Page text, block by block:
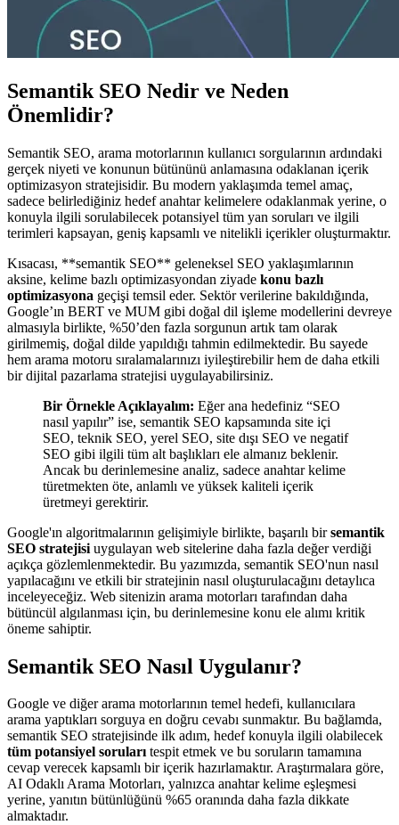
Semantik SEO Nedir ve Neden
Önemlidir?
Semantik SEO, arama motorlarının kullanıcı sorgularının ardındaki
gerçek niyeti ve konunun bütününü anlamasına odaklanan içerik
optimizasyon stratejisidir. Bu modern yaklaşımda temel amaç,
sadece belirlediğiniz hedef anahtar kelimelere odaklanmak yerine, o
konuyla ilgili sorulabilecek potansiyel tüm yan soruları ve ilgili
terimleri kapsayan, geniş kapsamlı ve nitelikli içerikler oluşturmaktır.
Kısacası, **semantik SEO** geleneksel SEO yaklaşımlarının
aksine, kelime bazlı optimizasyondan ziyade konu bazlı
optimizasyona geçişi temsil eder. Sektör verilerine bakıldığında,
Google’ın BERT ve MUM gibi doğal dil işleme modellerini devreye
almasıyla birlikte, %50’den fazla sorgunun artık tam olarak
girilmemiş, doğal dilde yapıldığı tahmin edilmektedir. Bu sayede
hem arama motoru sıralamalarınızı iyileştirebilir hem de daha etkili
bir dijital pazarlama stratejisi uygulayabilirsiniz.
Bir Örnekle Açıklayalım: Eğer ana hedefiniz “SEO
nasıl yapılır” ise, semantik SEO kapsamında site içi
SEO, teknik SEO, yerel SEO, site dışı SEO ve negatif
SEO gibi ilgili tüm alt başlıkları ele almanız beklenir.
Ancak bu derinlemesine analiz, sadece anahtar kelime
türetmekten öte, anlamlı ve yüksek kaliteli içerik
üretmeyi gerektirir.
Google'ın algoritmalarının gelişimiyle birlikte, başarılı birsemantik
SEO stratejisi uygulayan web sitelerine daha fazla değer verdiği
açıkça gözlemlenmektedir. Bu yazımızda, semantik SEO'nun nasıl
yapılacağını ve etkili bir stratejinin nasıl oluşturulacağını detaylıca
inceleyeceğiz. Web sitenizin arama motorları tarafından daha
bütüncül algılanması için, bu derinlemesine konu ele alımı kritik
öneme sahiptir.
Semantik SEO Nasıl Uygulanır?
Google ve diğer arama motorlarının temel hedefi, kullanıcılara
arama yaptıkları sorguya en doğru cevabı sunmaktır. Bu bağlamda,
semantik SEO stratejisinde ilk adım, hedef konuyla ilgili olabilecek
tüm potansiyel sorularıtespit etmek ve bu soruların tamamına
cevap verecek kapsamlı bir içerik hazırlamaktır. Araştırmalara göre,
AI Odaklı Arama Motorları, yalnızca anahtar kelime eşleşmesi
yerine, yanıtın bütünlüğünü %65 oranında daha fazla dikkate
almaktadır.